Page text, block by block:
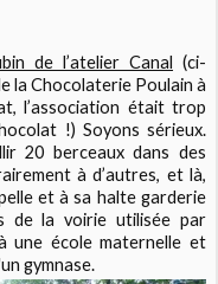
de l’atelier Canal (ci-
la Chocolaterie Poulain à
l’association était trop
!) Soyons sérieux.
20 berceaux dans des
à d’autres, et là,
et à sa halte garderie
de la voirie utilisée par
une école maternelle et
gymnase.